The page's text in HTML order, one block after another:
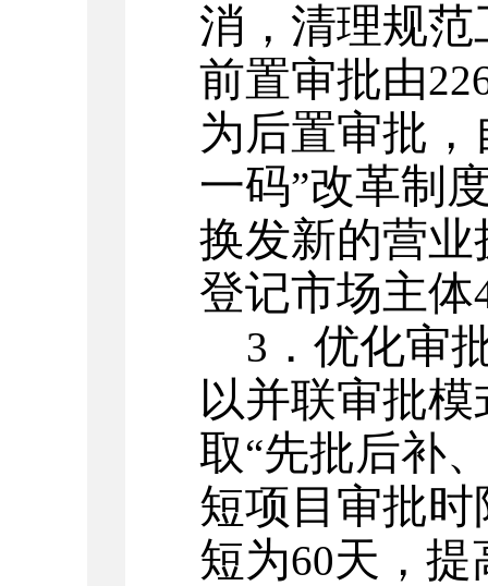
消，清理规
前置审批由
为后置审批，
一码”改革制
换发新的营
登记市场主体
3 ．优化审
以并联审批
取“先批后补
短项目审批
短为60天，提